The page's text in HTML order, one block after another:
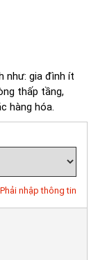
như: gia đình ít
thấp tầng,
hàng hóa.
nhập thông tin